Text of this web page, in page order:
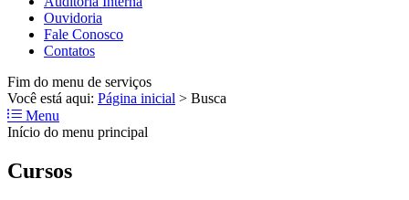
Ouvidoria
Fale Conosco
Contatos
Fim do menu de serviços
Você está aqui: Página inicial > Busca
Menu
Início do menu principal
Cursos